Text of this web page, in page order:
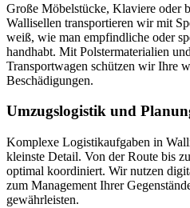
Große Möbelstücke, Klaviere oder
Wallisellen transportieren wir mit
weiß, wie man empfindliche oder
handhabt. Mit Polstermaterialien
Transportwagen schützen wir Ihre
Beschädigungen.
Umzugslogistik und
Komplexe Logistikaufgaben in
kleinste Detail. Von der Route bis
optimal koordiniert. Wir nutzen
zum Management Ihrer
gewährleisten.